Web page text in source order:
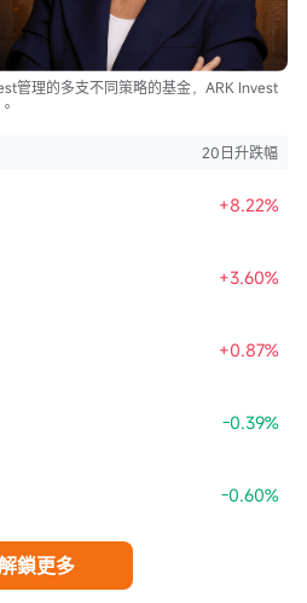
管理的多支不同策略的基金，ARK Invest
20日升跌幅
+8.22%
+3.60%
+0.87%
-0.39%
-0.60%
鎖更多